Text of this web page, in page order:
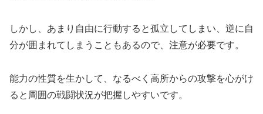
しかし、あまり自由に行動すると孤立してしまい、逆に自
分が囲まれてしまうこともあるので、注意が必要です。
能力の性質を生かして、なるべく高所からの攻撃を心がけ
ると周囲の戦闘状況が把握しやすいです。